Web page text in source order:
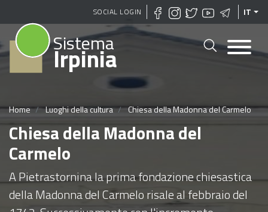
Salta
al
contenuto
SOCIAL LOGIN IT
Sistema
Irpinia
Home Luoghi della cultura Chiesa della Madonna del Carmelo
Chiesa della Madonna del
Carmelo
A Pietrastornina la prima fondazione chiesastica
della Madonna del Carmelo risale al febbraio del